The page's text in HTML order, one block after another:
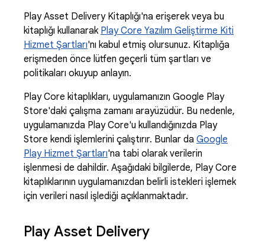
Play Asset Delivery Kitaplığı'na erişerek veya bu
kitaplığı kullanarak Play Core Yazılım Geliştirme Kiti
Hizmet Şartları'nı kabul etmiş olursunuz. Kitaplığa
erişmeden önce lütfen geçerli tüm şartları ve
politikaları okuyup anlayın.
Play Core kitaplıkları, uygulamanızın Google Play
Store'daki çalışma zamanı arayüzüdür. Bu nedenle,
uygulamanızda Play Core'u kullandığınızda Play
Store kendi işlemlerini çalıştırır. Bunlar da Google
Play Hizmet Şartları'na tabi olarak verilerin
işlenmesi de dahildir. Aşağıdaki bilgilerde, Play Core
kitaplıklarının uygulamanızdan belirli istekleri işlemek
için verileri nasıl işlediği açıklanmaktadır.
Play Asset Delivery